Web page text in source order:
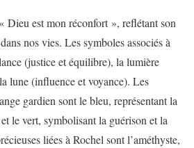
Dieu est mon réconfort », reflétant son
nos vies. Les symboles associés à
(justice et équilibre), la lumière
lune (influence et voyance). Les
gardien sont le bleu, représentant la
le vert, symbolisant la guérison et la
liées à Rochel sont l’améthyste,